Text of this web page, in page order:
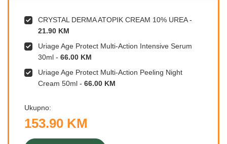
CRYSTAL DERMA ATOPIK CREAM 10% UREA-
21.90 KM
Uriage Age Protect Multi-Action Intensive Serum
30ml - 66.00 KM
Uriage Age Protect Multi-Action Peeling Night
Cream 50ml - 66.00 KM
Ukupno:
153.90 KM